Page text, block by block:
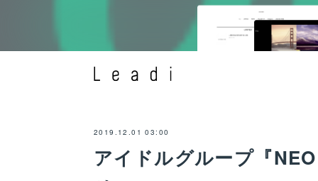
2019.12.01 03:00
アイドルグループ『